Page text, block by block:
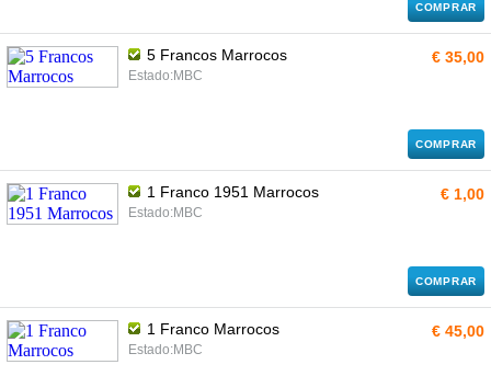
COMPRAR
5 Francos Marrocos
Estado:MBC
€ 35,00
COMPRAR
1 Franco 1951 Marrocos
Estado:MBC
€ 1,00
COMPRAR
1 Franco Marrocos
Estado:MBC
€ 45,00